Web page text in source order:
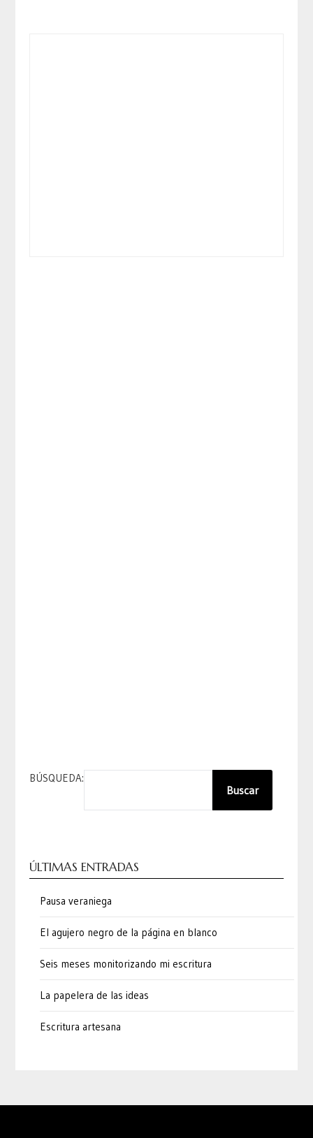
BÚSQUEDA:
Buscar
ÚLTIMAS ENTRADAS
Pausa veraniega
El agujero negro de la página en blanco
Seis meses monitorizando mi escritura
La papelera de las ideas
Escritura artesana